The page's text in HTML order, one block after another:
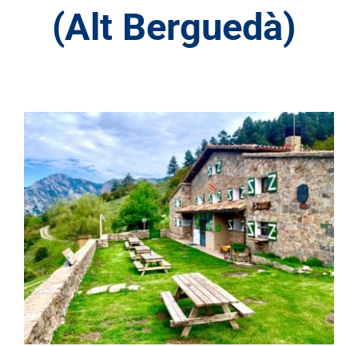
(Alt Berguedà)